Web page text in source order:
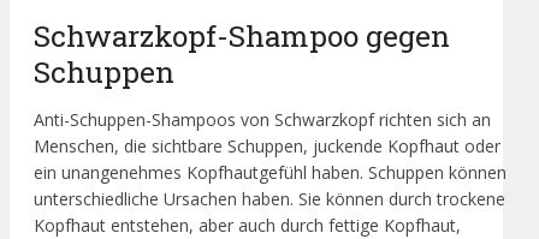
Schwarzkopf-Shampoo gegen
Schuppen
Anti-Schuppen-Shampoos von Schwarzkopf richten sich an
Menschen, die sichtbare Schuppen, juckende Kopfhaut oder
ein unangenehmes Kopfhautgefühl haben. Schuppen können
unterschiedliche Ursachen haben. Sie können durch trockene
Kopfhaut entstehen, aber auch durch fettige Kopfhaut,